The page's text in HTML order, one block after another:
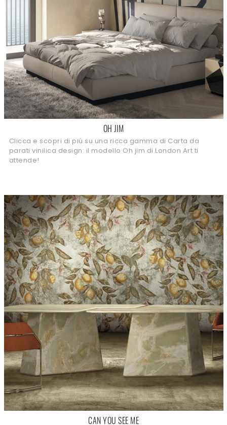
OH JIM
Clicca e scopri di più su una ricca gamma di Carta da
parati vinilica design: il modello Oh jim di London Art ti
attende!
CAN YOU SEE ME